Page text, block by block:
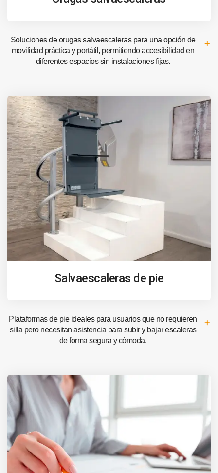
Soluciones de orugas salvaescaleras para una opción de
movilidad práctica y portátil, permitiendo accesibilidad en
diferentes espacios sin instalaciones fijas.
Salvaescaleras de pie
Plataformas de pie ideales para usuarios que no requieren
silla pero necesitan asistencia para subir y bajar escaleras
de forma segura y cómoda.